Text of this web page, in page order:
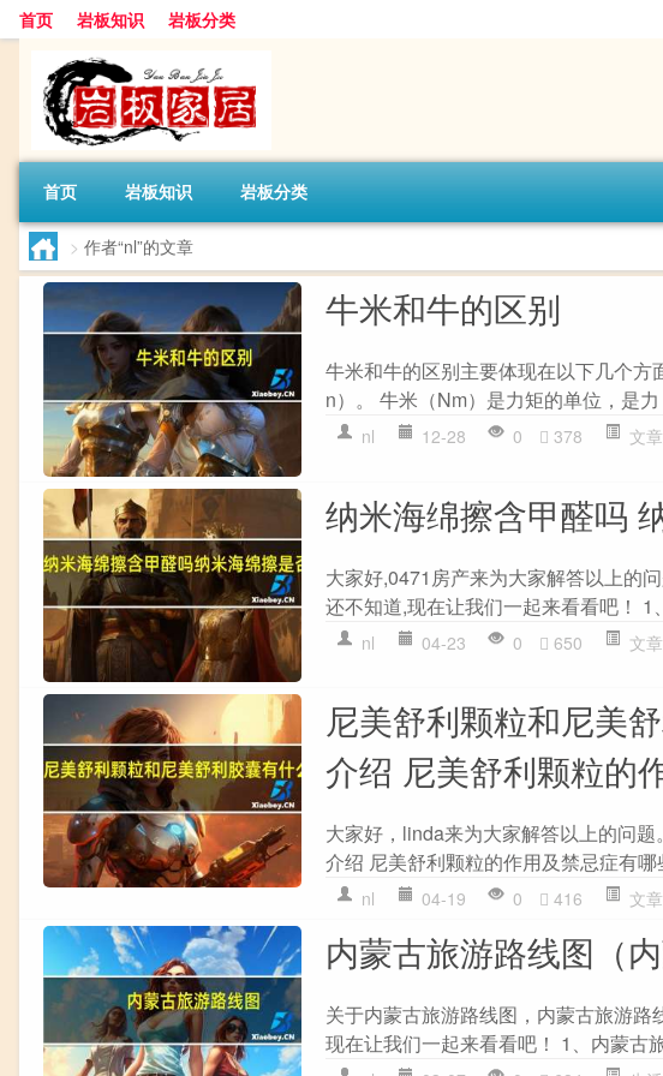
首页 岩板知识 岩板分类
首页 岩板知识 岩板分类
> 作者“nl”的文章
牛米和牛的区别
牛米和牛的区别主要体现在以下几个
n）。 牛米（Nm）是力矩的单位，是
nl 12-28 0 378 文
纳米海绵擦含甲醛吗
大家好,0471房产来为大家解答以上的
还不知道,现在让我们一起来看看吧！ 1
nl 04-23 0 650 文
尼美舒利颗粒和尼美
介绍 尼美舒利颗粒的
大家好，linda来为大家解答以上的问
介绍 尼美舒利颗粒的作用及禁忌症有
nl 04-19 0 416 文
内蒙古旅游路线图（
关于内蒙古旅游路线图，内蒙古旅游路
现在让我们一起来看看吧！ 1、内蒙古